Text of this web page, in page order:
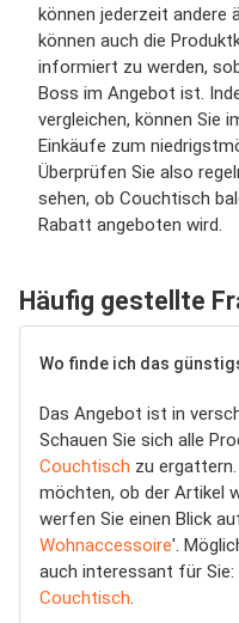
können jederzeit andere
können auch die
informiert zu werden,
Boss im Angebot ist.
vergleichen, können Sie
Einkäufe zum
Überprüfen Sie also
sehen, ob Couchtisch
Rabatt angeboten wird.
Häufig gestellte
Wo finde ich das
Das Angebot ist in
Schauen Sie sich alle
Couchtisch zu
möchten, ob der Artikel
werfen Sie einen Blick
Wohnaccessoire'.
auch interessant für Sie:
Couchtisch.